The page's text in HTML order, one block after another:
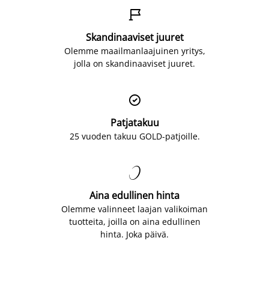

Skandinaaviset juuret
Olemme maailmanlaajuinen yritys,
jolla on skandinaaviset juuret.

Patjatakuu
25 vuoden takuu GOLD-patjoille.

Aina edullinen hinta
Olemme valinneet laajan valikoiman
tuotteita, joilla on aina edullinen
hinta. Joka päivä.